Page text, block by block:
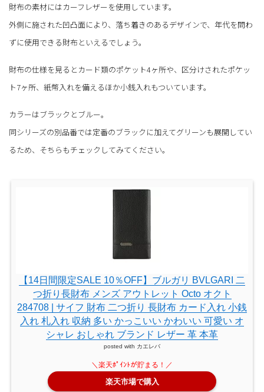
財布の素材にはカーフレザーを使用しています。
外側に施された凹凸面により、落ち着きのあるデザインで、年代を問わ
ずに使用できる財布といえるでしょう。
財布の仕様を見るとカード類のポケット4ヶ所や、区分けされたポケッ
ト7ヶ所、紙幣入れを備えるほか小銭入れもついています。
カラーはブラックとブルー。
同シリーズの別品番では定番のブラックに加えてグリーンも展開してい
るため、そちらもチェックしてみてください。
【14日間限定SALE 10％OFF】ブルガリ BVLGARI 二
つ折り長財布 メンズ アウトレット Octo オクト
284708 | サイフ 財布 二つ折り 長財布 カード入れ 小銭
入れ 札入れ 収納 多い かっこいい かわいい 可愛い オ
シャレ おしゃれ ブランド レザー 革 本革
posted with カエレバ
楽天市場で購入